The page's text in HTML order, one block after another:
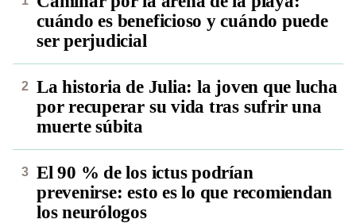
cuándo es beneficioso y cuándo puede
ser perjudicial
La historia de Julia: la joven que lucha
por recuperar su vida tras sufrir una
muerte súbita
El 90 % de los ictus podrían
prevenirse: esto es lo que recomiendan
los neurólogos